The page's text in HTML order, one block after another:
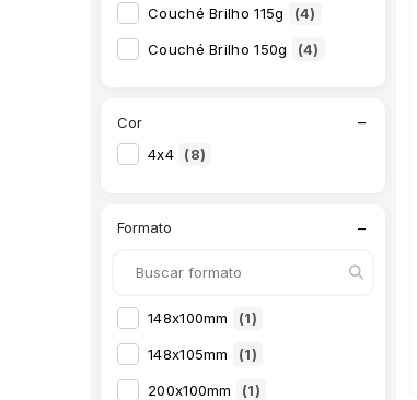
Couché Brilho 115g (4)
Couché Brilho 150g (4)
Cor −
4x4 (8)
Formato −
148x100mm (1)
148x105mm (1)
200x100mm (1)